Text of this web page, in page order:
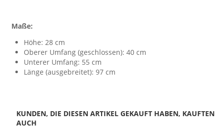
Maße:
Höhe: 28 cm
Oberer Umfang (geschlossen): 40 cm
Unterer Umfang: 55 cm
Länge (ausgebreitet): 97 cm
KUNDEN, DIE DIESEN ARTIKEL GEKAUFT HABEN, KAUFTEN
AUCH